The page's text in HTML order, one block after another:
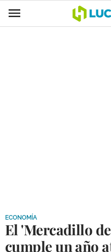
DEPORTES
ECONOMÍA
El 'Mercadillo
cumple un año